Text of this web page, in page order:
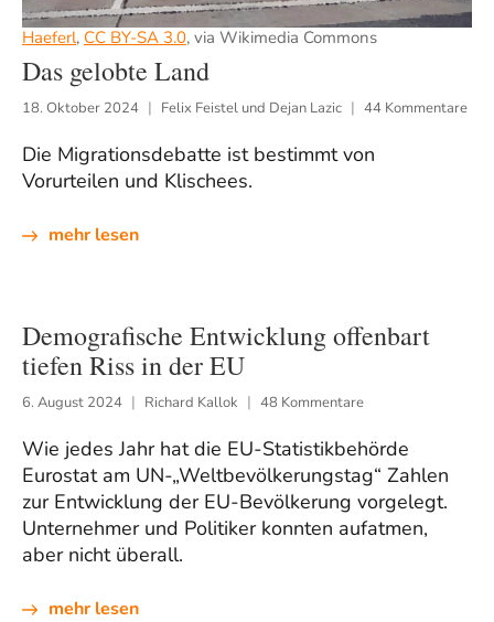
Haeferl, CC BY-SA 3.0, via Wikimedia Commons
Das gelobte Land
18. Oktober 2024 Felix Feistel und Dejan Lazic 44 Kommentare
Die Migrationsdebatte ist bestimmt von
Vorurteilen und Klischees.
mehr lesen
Demografische Entwicklung offenbart
tiefen Riss in der EU
6. August 2024 Richard Kallok 48 Kommentare
Wie jedes Jahr hat die EU-Statistikbehörde
Eurostat am UN-„Weltbevölkerungstag“ Zahlen
zur Entwicklung der EU-Bevölkerung vorgelegt.
Unternehmer und Politiker konnten aufatmen,
aber nicht überall.
mehr lesen